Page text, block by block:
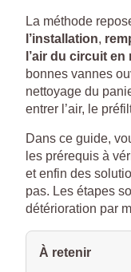
La méthode
l’installation,
l’air du circuit
bonnes vannes
nettoyage du
entrer l’air, le
Dans ce guide,
les prérequis à
et enfin des
pas. Les étapes
détérioration par
À retenir